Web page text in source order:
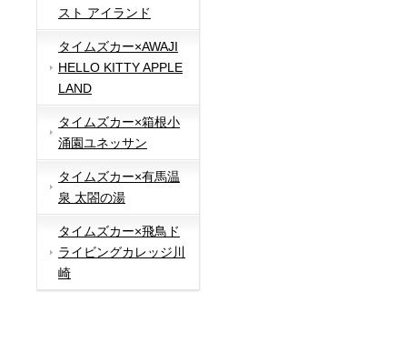
スト アイランド
タイムズカー×AWAJI
HELLO KITTY APPLE
LAND
タイムズカー×箱根小
涌園ユネッサン
タイムズカー×有馬温
泉 太閤の湯
タイムズカー×飛鳥ド
ライビングカレッジ川
崎